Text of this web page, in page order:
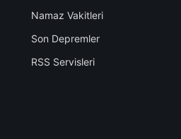
Namaz Vakitleri
Son Depremler
RSS Servisleri